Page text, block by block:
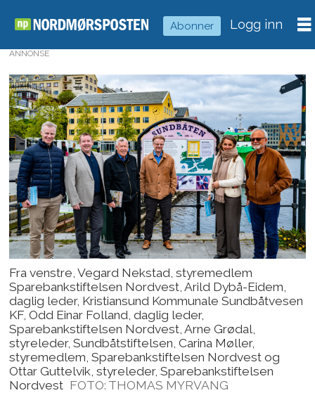
Abonner Logg inn
ANNONSE
Fra venstre, Vegard Nekstad, styremedlem
Sparebankstiftelsen Nordvest, Arild Dybå-Eidem,
daglig leder, Kristiansund Kommunale Sundbåtvesen
KF, Odd Einar Folland, daglig leder,
Sparebankstiftelsen Nordvest, Arne Grødal,
styreleder, Sundbåtstiftelsen, Carina Møller,
styremedlem, Sparebankstiftelsen Nordvest og
Ottar Guttelvik, styreleder, Sparebankstiftelsen
Nordvest FOTO: THOMAS MYRVANG